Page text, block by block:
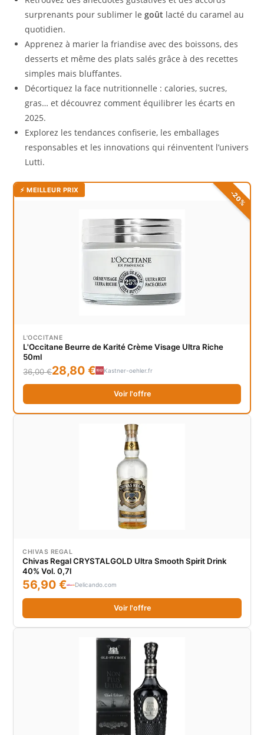
surprenants pour sublimer legoût lacté du caramel au
quotidien.
Apprenez à marier la friandise avec des boissons, des
desserts et même des plats salés grâce à des recettes
simples mais bluffantes.
Décortiquez la face nutritionnelle : calories, sucres,
gras… et découvrez comment équilibrer les écarts en
2025.
Explorez les tendances confiserie, les emballages
responsables et les innovations qui réinventent l’univers
Lutti.
-20%
⚡ MEILLEUR PRIX
L'OCCITANE
L'Occitane Beurre de Karité Crème Visage Ultra Riche
50ml
36,00 €28,80 € Kastner-oehler.fr
Voir l'offre
CHIVAS REGAL
Chivas Regal CRYSTALGOLD Ultra Smooth Spirit Drink
40% Vol. 0,7l
56,90 € Delicando.com
Voir l'offre